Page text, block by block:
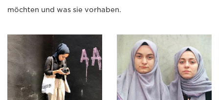
möchten und was sie vorhaben.